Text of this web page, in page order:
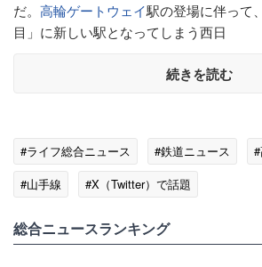
だ。 高輪ゲートウェイ駅の登場に伴って、
目」に新しい駅となってしまう西日
続きを読む
#ライフ総合ニュース #鉄道ニュース
#山手線
#X（Twitter）で話題
総合ニュースランキング